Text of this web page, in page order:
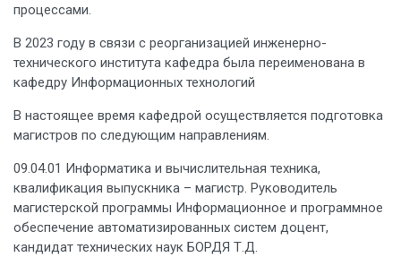
процессами.
В 2023 году в связи с реорганизацией инженерно-
технического института кафедра была переименована в
кафедру Информационных технологий
В настоящее время кафедрой осуществляется подготовка
магистров по следующим направлениям.
09.04.01 Информатика и вычислительная техника,
квалификация выпускника – магистр. Руководитель
магистерской программы Информационное и программное
обеспечение автоматизированных систем доцент,
кандидат технических наук БОРДЯ Т.Д.